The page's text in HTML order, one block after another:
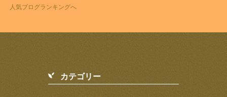
人気ブログランキングへ
カテゴリー